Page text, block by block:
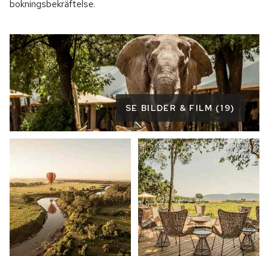
bokningsbekräftelse.
SE BILDER & FILM (19)